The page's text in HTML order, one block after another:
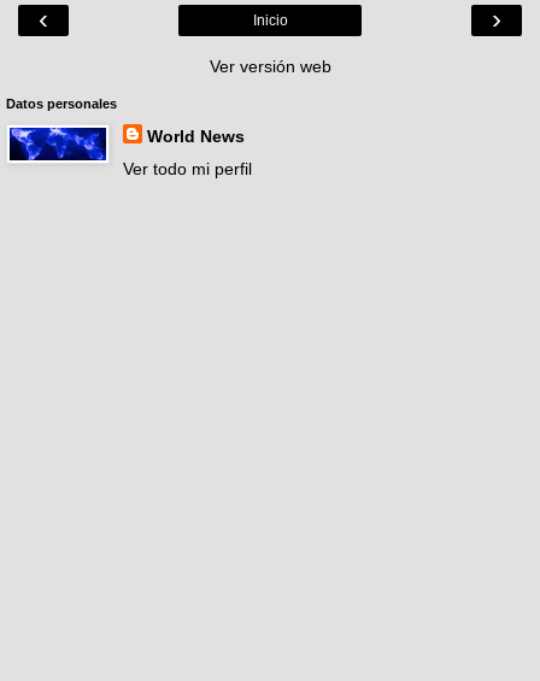
‹ ›
Inicio
Ver versión web
Datos personales
World News
Ver todo mi perfil